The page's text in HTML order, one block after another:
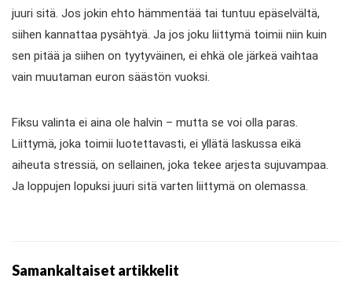
juuri sitä. Jos jokin ehto hämmentää tai tuntuu epäselvältä,
siihen kannattaa pysähtyä. Ja jos joku liittymä toimii niin kuin
sen pitää ja siihen on tyytyväinen, ei ehkä ole järkeä vaihtaa
vain muutaman euron säästön vuoksi.
Fiksu valinta ei aina ole halvin – mutta se voi olla paras.
Liittymä, joka toimii luotettavasti, ei yllätä laskussa eikä
aiheuta stressiä, on sellainen, joka tekee arjesta sujuvampaa.
Ja loppujen lopuksi juuri sitä varten liittymä on olemassa.
Samankaltaiset artikkelit